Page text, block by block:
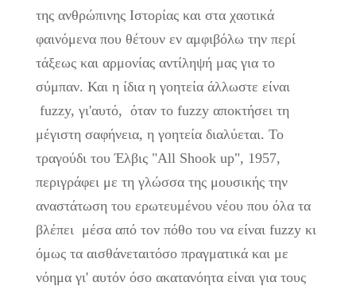
της ανθρώπινης Ιστορίας και στα χαοτικά
φαινόμενα που θέτουν εν αμφιβόλω την περί
τάξεως και αρμονίας αντίληψή μας για το
σύμπαν. Και η ίδια η γοητεία άλλωστε είναι
fuzzy, γι'αυτό, όταν το fuzzy αποκτήσει τη
μέγιστη σαφήνεια, η γοητεία διαλύεται. Το
τραγούδι του Έλβις "All Shook up", 1957,
περιγράφει με τη γλώσσα της μουσικής την
αναστάτωση του ερωτευμένου νέου που όλα τα
βλέπει μέσα από τον πόθο του να είναι fuzzy κι
όμως τα αισθάνεταιτόσο πραγματικά και με
νόημα γι' αυτόν όσο ακατανόητα είναι για τους